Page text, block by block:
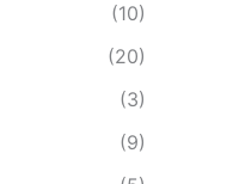
(10)
(20)
(3)
(9)